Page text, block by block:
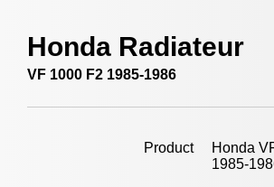
Honda Radiateur
VF 1000 F2 1985-1986
Product
Honda
1985-